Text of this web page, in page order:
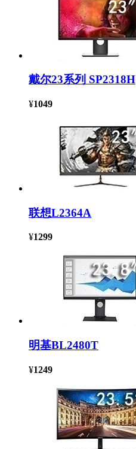
戴尔23系列 SP2318H
¥1049
联想L2364A
¥1299
明基BL2480T
¥1249